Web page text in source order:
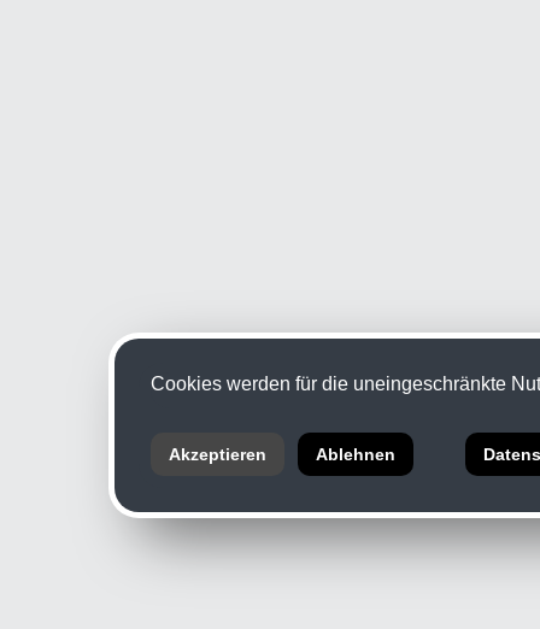
Cookies werden für die uneingeschränkte
Akzeptieren Ablehnen